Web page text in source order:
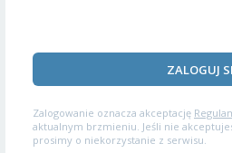
ZALOGUJ
Zalogowanie oznacza akceptację
aktualnym brzmieniu. Jeśli nie
prosimy o niekorzystanie z serwisu.